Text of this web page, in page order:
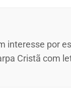
interesse por
Cristã com